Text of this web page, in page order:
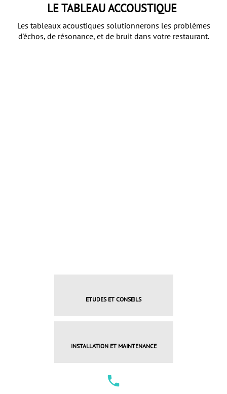
LE TABLEAU ACCOUSTIQUE
Les tableaux acoustiques solutionnerons les problèmes
d'échos, de résonance, et de bruit dans votre restaurant.
ETUDES ET CONSEILS
INSTALLATION ET MAINTENANCE
local_phone